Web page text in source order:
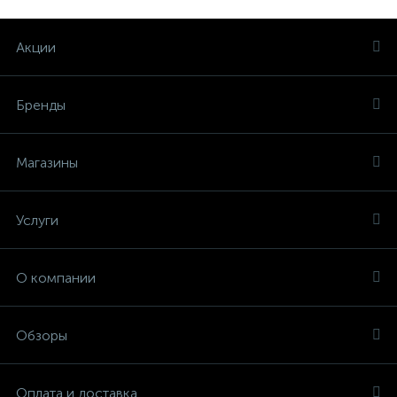
Акции
Бренды
Магазины
Услуги
О компании
Обзоры
Оплата и доставка